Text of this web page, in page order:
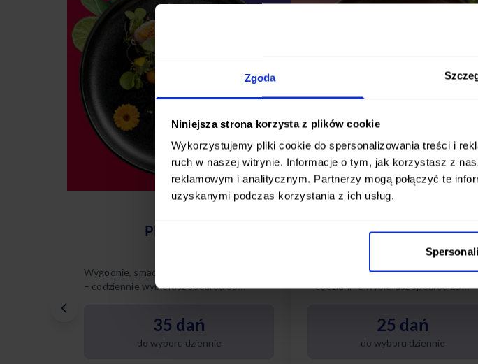
Zgoda
Niniejsza strona korzysta z plików cookie
Wykorzystujemy pliki cookie do spersonalizowania treści i
ruch w naszej witrynie. Informacje o tym, jak korzystasz z
reklamowym i analitycznym. Partnerzy mogą połączyć te
uzyskanymi podczas korzystania z ich usług.
PREMIUM
Wygodnie, smacznie, na Twoich zasadach
– codziennie wybierasz spośród 35
35 dań
do wyboru dziennie
STANDARDOWY
Wygodnie, smacznie, na Twoich
– codziennie wybierasz spośród 25
25 dań
do wyboru dziennie